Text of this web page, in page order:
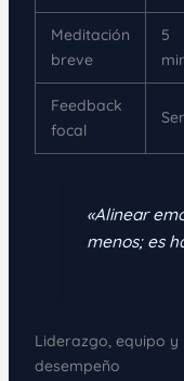
Meditación
breve
5
Feedback
focal
«Alinear
menos; es
Liderazgo, equipo
desempeño